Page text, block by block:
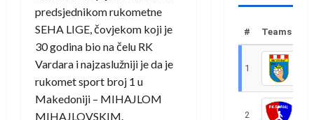
predsjednikom rukometne
SEHA LIGE, čovjekom koji je
30 godina bio na čelu RK
Vardara i najzaslužniji je da je
rukomet sport broj 1 u
Makedoniji – MIHAJLOM
MIHAJLOVSKIM.
# Teams
1
2